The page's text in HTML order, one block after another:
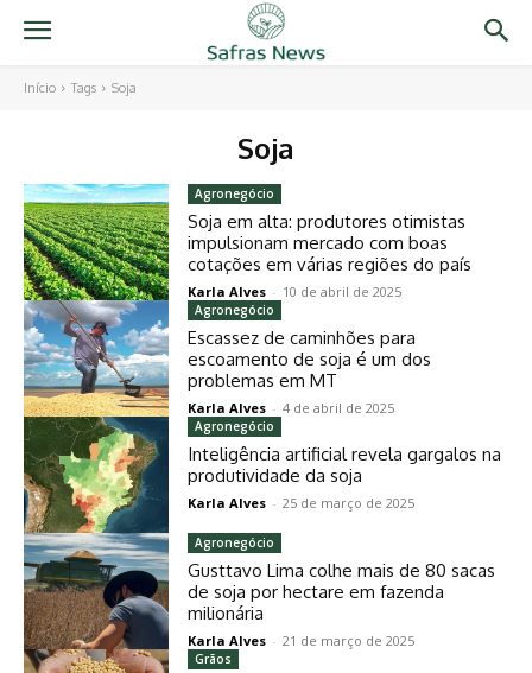
Início Tags Soja
Soja
Agronegócio
Soja em alta: produtores otimistas
impulsionam mercado com boas
cotações em várias regiões do país
Karla Alves - 10 de abril de 2025
Agronegócio
Escassez de caminhões para
escoamento de soja é um dos
problemas em MT
Karla Alves - 4 de abril de 2025
Agronegócio
Inteligência artificial revela gargalos na
produtividade da soja
Karla Alves - 25 de março de 2025
Agronegócio
Gusttavo Lima colhe mais de 80 sacas
de soja por hectare em fazenda
milionária
Karla Alves - 21 de março de 2025
Grãos